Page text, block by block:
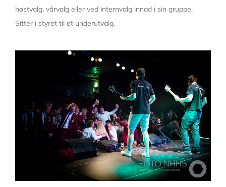
høstvalg, vårvalg eller ved internvalg innad i sin gruppe.
Sitter i styret til et underutvalg.